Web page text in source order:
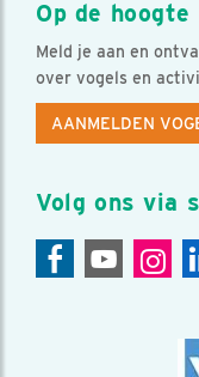
Op de
Meld je aan en
over vogels en
AANMELDEN
Volg ons via